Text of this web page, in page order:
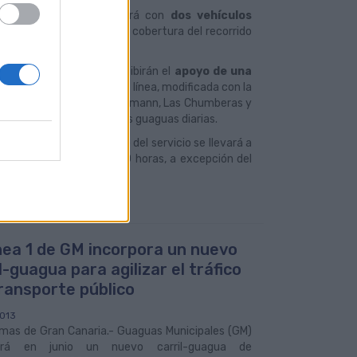
también contará con dos vehículos
ruta. La frecuencia de cobertura del recorrido
tres guaguas que recibirán el apoyo de una
20 a 25 minutos. Esta línea, modificada con la
de Escaleritas, Schamann, Las Chumberas y
habitual con tres guaguas diarias.
a
. El incremento del servicio se llevará a
y las 19:30 y las 21:30 horas, a excepción del
1 de GM incorpora un nuevo
guagua para agilizar el tráfico
público
de Gran Canaria.- Guaguas Municipales (GM)
en junio un nuevo carril-guagua de